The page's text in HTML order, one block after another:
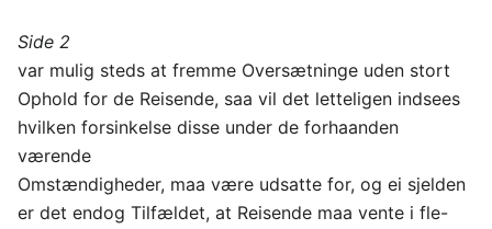
Side 2
var mulig steds at fremme Oversætninge uden stort
Ophold for de Reisende, saa vil det letteligen indsees
hvilken forsinkelse disse under de forhaanden
værende
Omstændigheder, maa være udsatte for, og ei sjelden
er det endog Tilfældet, at Reisende maa vente i fle-